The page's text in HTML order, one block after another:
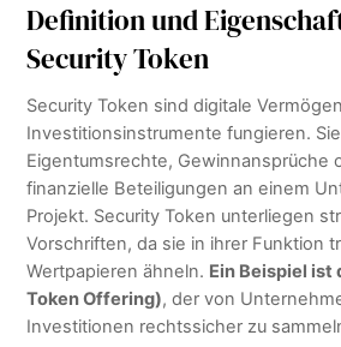
Definition und
Security Token
Security Token sind digitale
Investitionsinstrumente fungieren.
Eigentumsrechte, Gewinnansprüche
finanzielle Beteiligungen an einem
Projekt. Security Token unterliegen
Vorschriften, da sie in ihrer Funktion
Wertpapieren ähneln. Ein Beispiel ist
Token Offering), der von
Investitionen rechtssicher zu